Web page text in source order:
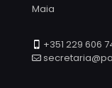
Maia
+351 229 606